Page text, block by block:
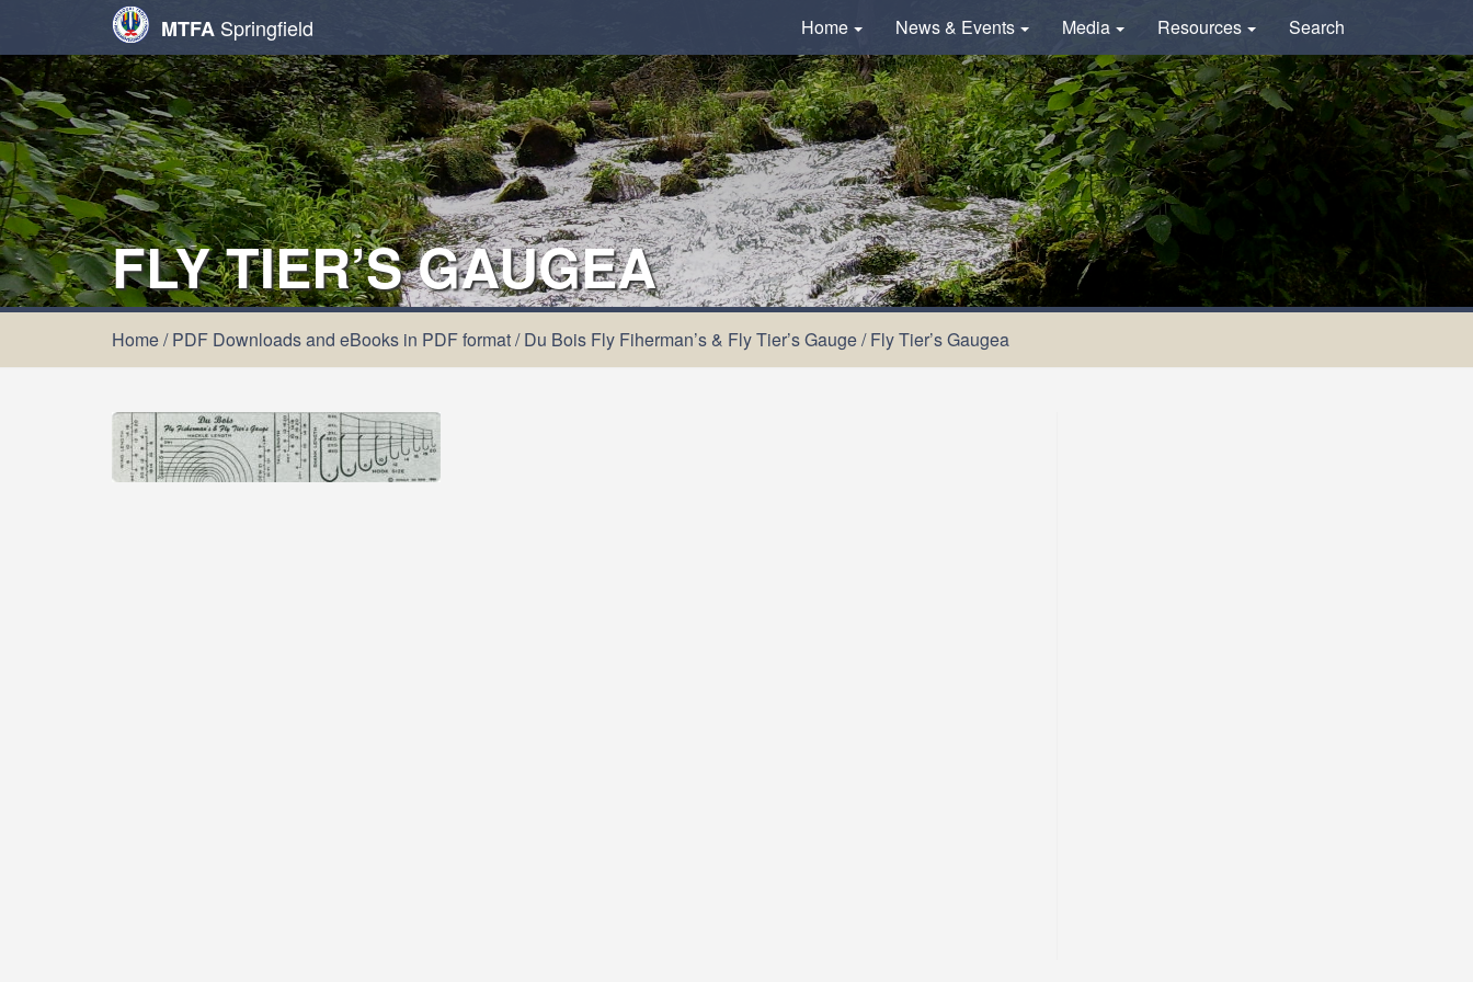
MTFA Springfield Home News & Events Media Resources Search
FLY TIER’S GAUGEA
Home/PDF Downloads and eBooks in PDF format/Du Bois Fly Fiherman’s & Fly Tier’s Gauge/Fly Tier’s Gaugea